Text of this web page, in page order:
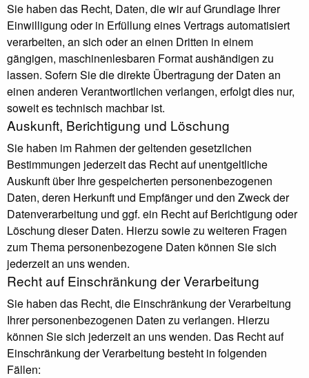
Sie haben das Recht, Daten, die wir auf Grundlage Ihrer
Einwilligung oder in Erfüllung eines Vertrags automatisiert
verarbeiten, an sich oder an einen Dritten in einem
gängigen, maschinenlesbaren Format aushändigen zu
lassen. Sofern Sie die direkte Übertragung der Daten an
einen anderen Verantwortlichen verlangen, erfolgt dies nur,
soweit es technisch machbar ist.
Auskunft, Berichtigung und Löschung
Sie haben im Rahmen der geltenden gesetzlichen
Bestimmungen jederzeit das Recht auf unentgeltliche
Auskunft über Ihre gespeicherten personenbezogenen
Daten, deren Herkunft und Empfänger und den Zweck der
Datenverarbeitung und ggf. ein Recht auf Berichtigung oder
Löschung dieser Daten. Hierzu sowie zu weiteren Fragen
zum Thema personenbezogene Daten können Sie sich
jederzeit an uns wenden.
Recht auf Einschränkung der Verarbeitung
Sie haben das Recht, die Einschränkung der Verarbeitung
Ihrer personenbezogenen Daten zu verlangen. Hierzu
können Sie sich jederzeit an uns wenden. Das Recht auf
Einschränkung der Verarbeitung besteht in folgenden
Fällen: